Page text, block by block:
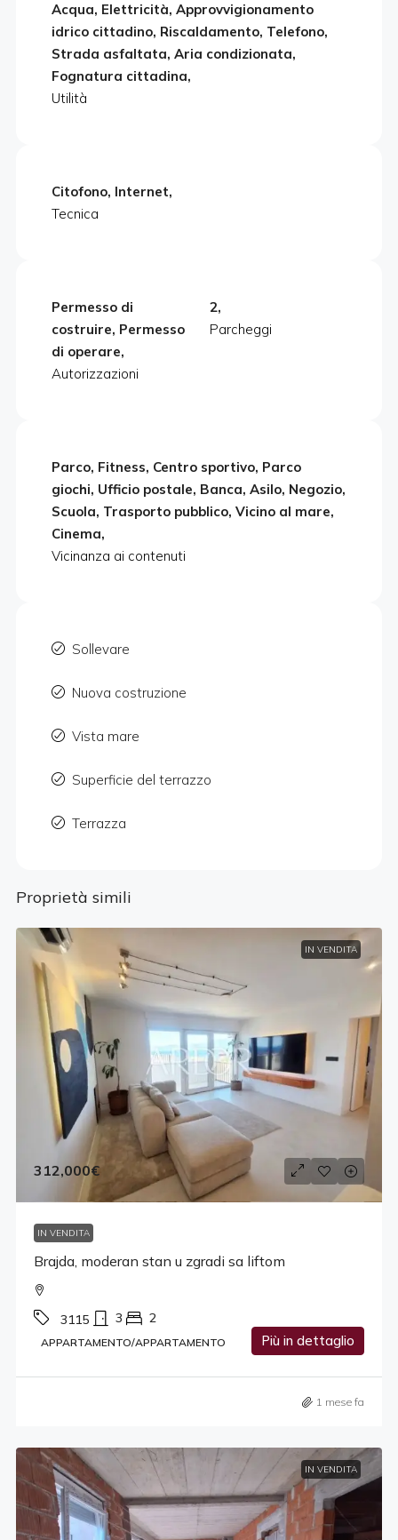
Acqua, Elettricità, Approvvigionamento
idrico cittadino, Riscaldamento, Telefono,
Strada asfaltata, Aria condizionata,
Fognatura cittadina,
Utilità
Citofono, Internet,
Tecnica
Permesso di
costruire, Permesso
di operare,
Autorizzazioni
2,
Parcheggi
Parco, Fitness, Centro sportivo, Parco
giochi, Ufficio postale, Banca, Asilo, Negozio,
Scuola, Trasporto pubblico, Vicino al mare,
Cinema,
Vicinanza ai contenuti
Sollevare
Nuova costruzione
Vista mare
Superficie del terrazzo
Terrazza
Proprietà simili
IN VENDITA
312,000€
IN VENDITA
Brajda, moderan stan u zgradi sa liftom
3115 3 2
APPARTAMENTO/APPARTAMENTO Più in dettaglio
1 mese fa
IN VENDITA